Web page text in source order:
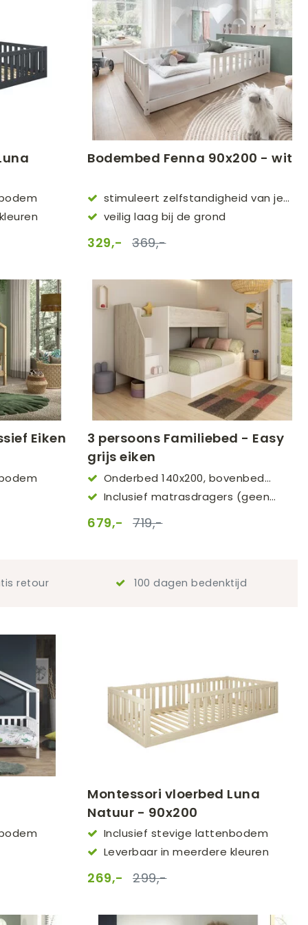
Bodembed Fenna 90x200 - wit
stimuleert zelfstandigheid van je
kindveilig laag bij de grond
329,- 369,-
Eiken
3 persoons Familiebed - Easy
grijs eiken
Onderbed 140x200, bovenbed
90x200
Inclusief matrasdragers (geen
679,- 719,-
retour 100 dagen bedenktijd
Montessori vloerbed Luna
Natuur - 90x200
Inclusief stevige lattenbodem
Leverbaar in meerdere kleuren
269,- 299,-